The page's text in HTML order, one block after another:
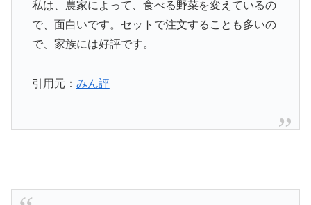
私は、農家によって、食べる野菜を変えているの
で、面白いです。セットで注文することも多いの
で、家族には好評です。
引用元： みん評